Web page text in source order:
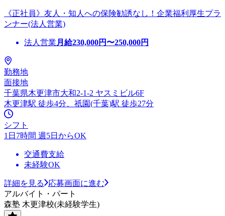
《正社員》友人・知人への保険勧誘なし！企業福利厚生プラ
ンナー(法人営業)
法人営業 月給230,000円〜250,000円
勤務地
面接地
千葉県木更津市大和2-1-2 ヤスミビル6F
木更津駅 徒歩4分、祇園(千葉)駅 徒歩27分
シフト
1日7時間 週5日からOK
交通費支給
未経験OK
詳細を見る
応募画面に進む
アルバイト・パート
森塾 木更津校(未経験学生)